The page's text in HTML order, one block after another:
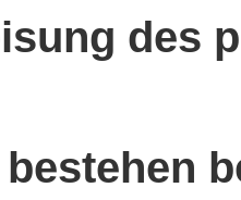
des